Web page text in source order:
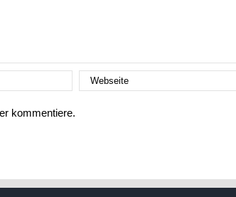
kommentiere.